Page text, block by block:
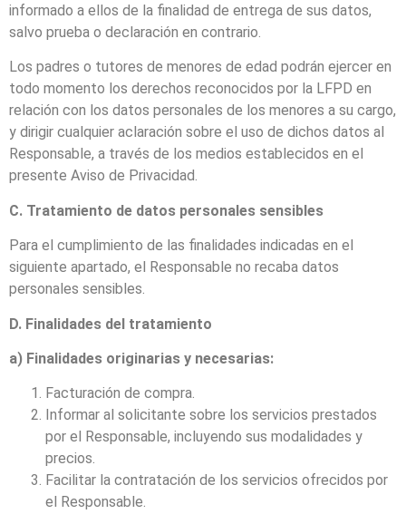
informado a ellos de la finalidad de entrega de sus datos,
salvo prueba o declaración en contrario.
Los padres o tutores de menores de edad podrán ejercer en
todo momento los derechos reconocidos por la LFPD en
relación con los datos personales de los menores a su cargo,
y dirigir cualquier aclaración sobre el uso de dichos datos al
Responsable, a través de los medios establecidos en el
presente Aviso de Privacidad.
C. Tratamiento de datos personales sensibles
Para el cumplimiento de las finalidades indicadas en el
siguiente apartado, el Responsable no recaba datos
personales sensibles.
D. Finalidades del tratamiento
a) Finalidades originarias y necesarias:
Facturación de compra.
Informar al solicitante sobre los servicios prestados
por el Responsable, incluyendo sus modalidades y
precios.
Facilitar la contratación de los servicios ofrecidos por
el Responsable.